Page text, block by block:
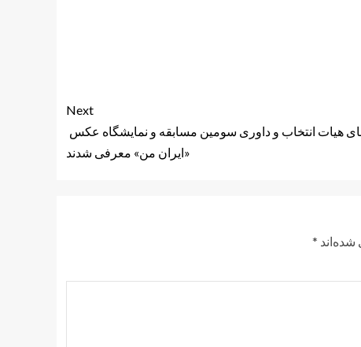
Next
هیات انتخاب و داوری سومین مسابقه و نمایشگاه عکس
«ایران من» معرفی شدند
*